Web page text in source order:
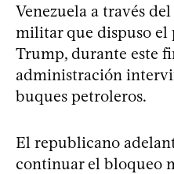
Venezuela a través
militar que dispuso el
Trump, durante este
administración
buques petroleros.
El republicano
continuar el bloqueo